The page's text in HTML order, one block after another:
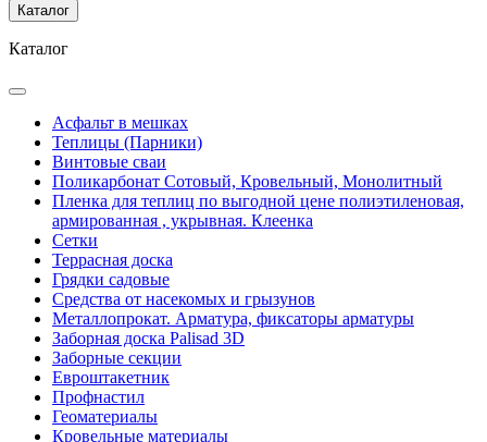
Каталог
Каталог
Асфальт в мешках
Теплицы (Парники)
Винтовые сваи
Поликарбонат Сотовый, Кровельный, Монолитный
Пленка для теплиц по выгодной цене полиэтиленовая,
армированная , укрывная. Клеенка
Сетки
Террасная доска
Грядки садовые
Средства от насекомых и грызунов
Металлопрокат. Арматура, фиксаторы арматуры
Заборная доска Palisad 3D
Заборные секции
Евроштакетник
Профнастил
Геоматериалы
Кровельные материалы